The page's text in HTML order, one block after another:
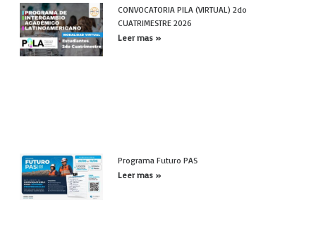
CONVOCATORIA PILA (VIRTUAL) 2do
CUATRIMESTRE 2026
Leer mas »
Programa Futuro PAS
Leer mas »